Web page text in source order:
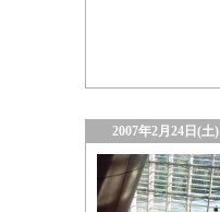
2007年2月24日(土)